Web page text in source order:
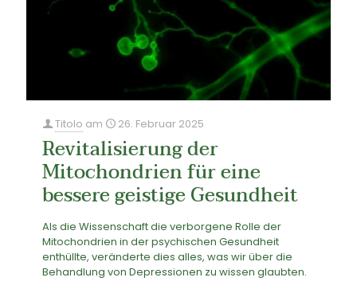
Titolo am 26. Februar 2025
Revitalisierung der
Mitochondrien für eine
bessere geistige Gesundheit
Als die Wissenschaft die verborgene Rolle der
Mitochondrien in der psychischen Gesundheit
enthüllte, veränderte dies alles, was wir über die
Behandlung von Depressionen zu wissen glaubten.